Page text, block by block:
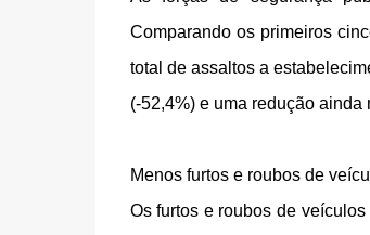
Comparando os primeiros
total de assaltos a
(-52,4%) e uma redução
Menos furtos e roubos de
Os furtos e roubos de